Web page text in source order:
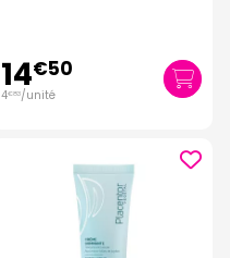
14€50
4€83/unité